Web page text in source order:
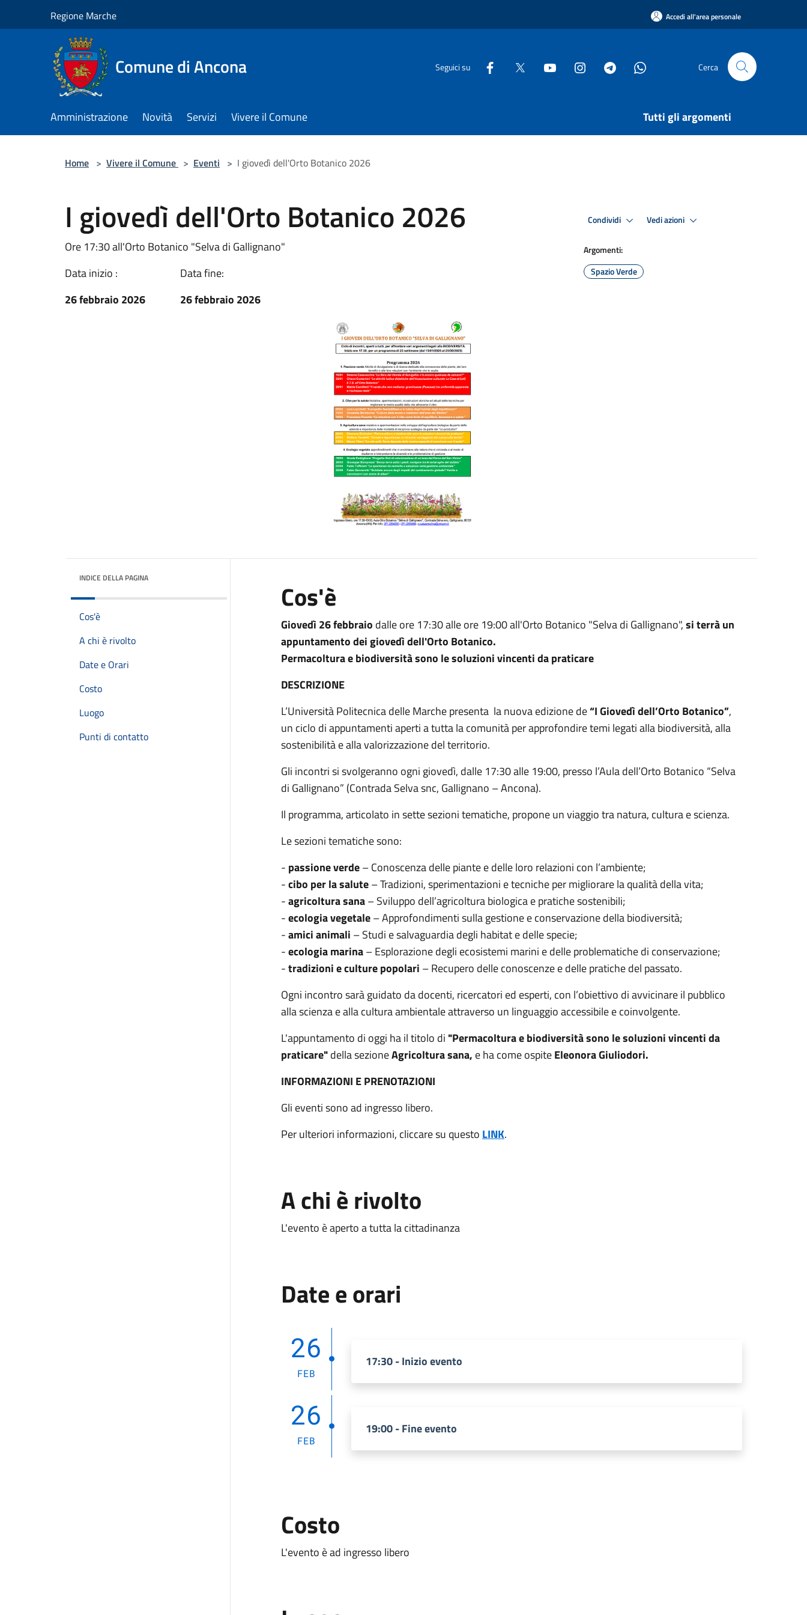
Regione Marche Accedi all'area personale
Comune di Ancona Seguici su Cerca
Amministrazione Novità Servizi Vivere il Comune Tutti gli argomenti
Home > Vivere il Comune > Eventi > I giovedì dell'Orto Botanico 2026
I giovedì dell'Orto Botanico 2026
Ore 17:30 all'Orto Botanico "Selva di Gallignano"
Data inizio :
26 febbraio 2026
Data fine:
26 febbraio 2026
Condividi Vedi azioni
Argomenti:
Spazio Verde
INDICE DELLA PAGINA
Cos'è
A chi è rivolto
Date e Orari
Costo
Luogo
Punti di contatto
Cos'è
Giovedì 26 febbraio dalle ore 17:30 alle ore 19:00 all'Orto Botanico "Selva di Gallignano",si terrà un
appuntamento dei giovedì dell'Orto Botanico.
Permacoltura e biodiversità sono le soluzioni vincenti da praticare
DESCRIZIONE
L’Università Politecnica delle Marche presenta la nuova edizione de“I Giovedì dell’Orto Botanico”,
un ciclo di appuntamenti aperti a tutta la comunità per approfondire temi legati alla biodiversità, alla
sostenibilità e alla valorizzazione del territorio.
Gli incontri si svolgeranno ogni giovedì, dalle 17:30 alle 19:00, presso l’Aula dell’Orto Botanico “Selva
di Gallignano” (Contrada Selva snc, Gallignano – Ancona).
Il programma, articolato in sette sezioni tematiche, propone un viaggio tra natura, cultura e scienza.
Le sezioni tematiche sono:
- passione verde– Conoscenza delle piante e delle loro relazioni con l’ambiente;
-cibo per la salute– Tradizioni, sperimentazioni e tecniche per migliorare la qualità della vita;
-agricoltura sana– Sviluppo dell’agricoltura biologica e pratiche sostenibili;
-ecologia vegetale– Approfondimenti sulla gestione e conservazione della biodiversità;
-amici animali – Studi e salvaguardia degli habitat e delle specie;
-ecologia marina– Esplorazione degli ecosistemi marini e delle problematiche di conservazione;
-tradizioni e culture popolari – Recupero delle conoscenze e delle pratiche del passato.
Ogni incontro sarà guidato da docenti, ricercatori ed esperti, con l’obiettivo di avvicinare il pubblico
alla scienza e alla cultura ambientale attraverso un linguaggio accessibile e coinvolgente.
L'appuntamento di oggi ha il titolo di "Permacoltura e biodiversità sono le soluzioni vincenti da
praticare"della sezioneAgricoltura sana, e ha come ospiteEleonora Giuliodori.
INFORMAZIONI E PRENOTAZIONI
Gli eventi sono ad ingresso libero.
Per ulteriori informazioni, cliccare su questo LINK.
A chi è rivolto
L'evento è aperto a tutta la cittadinanza
Date e orari
26
FEB
17:30 - Inizio evento
26
FEB
19:00 - Fine evento
Costo
L'evento è ad ingresso libero